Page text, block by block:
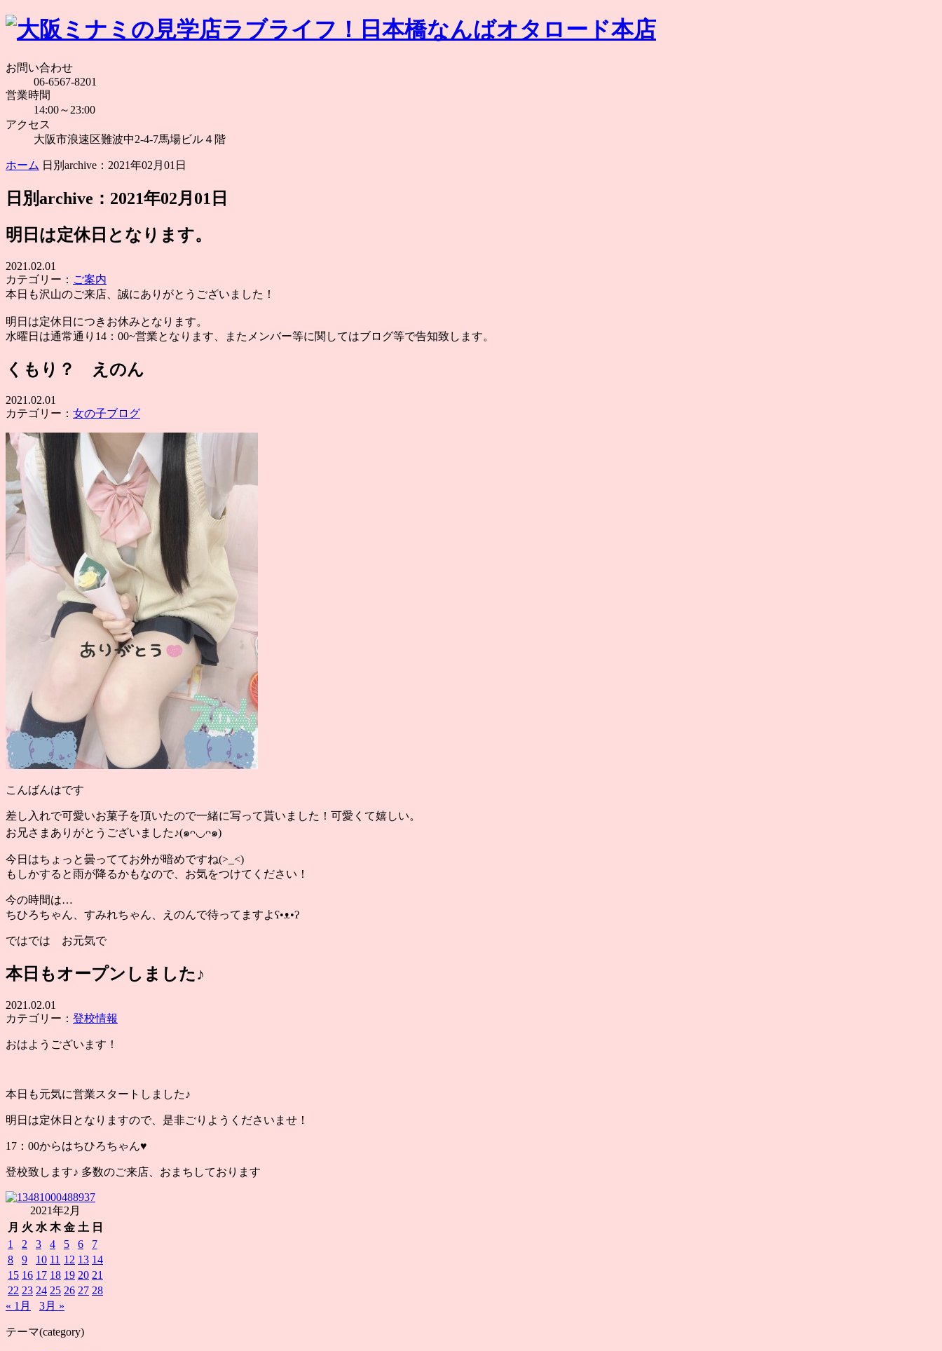
お問い合わせ
06-6567-8201
営業時間
14:00～23:00
アクセス
大阪市浪速区難波中2-4-7馬場ビル４階
ホーム 日別archive：2021年02月01日
日別archive：2021年02月01日
明日は定休日となります。
2021.02.01
カテゴリー： ご案内
本日も沢山のご来店、誠にありがとうございました！
明日は定休日につきお休みとなります。
水曜日は通常通り14：00~営業となります、またメンバー等に関してはブログ等で告知致します。
くもり？ えのん
2021.02.01
カテゴリー： 女の子ブログ
こんばんはです
差し入れで可愛いお菓子を頂いたので一緒に写って貰いました！可愛くて嬉しい。
お兄さまありがとうございました♪(๑ᴖ◡ᴖ๑)
今日はちょっと曇っててお外が暗めですね(>_<)
もしかすると雨が降るかもなので、お気をつけてください！
今の時間は…
ちひろちゃん、すみれちゃん、えのんで待ってますよʕ•ᴥ•ʔ
ではでは お元気で
本日もオープンしました♪
2021.02.01
カテゴリー： 登校情報
おはようございます！
本日も元気に営業スタートしました♪
明日は定休日となりますので、是非ごりようくださいませ！
17：00からはちひろちゃん♥
登校致します♪ 多数のご来店、おまちしております
2021年2月
月 火 水 木 金 土 日
1
2 3 4 5 6
7
8
9 10 11 12 13 14
15 16 17 18 19 20 21
22 23 24 25 26 27 28
« 1月
3月 »
テーマ(category)